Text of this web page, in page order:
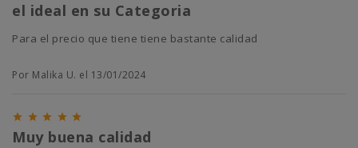
el ideal en su Categoria
Para el precio que tiene tiene bastante calidad
Por Malika U. el 13/01/2024
    
Muy buena calidad